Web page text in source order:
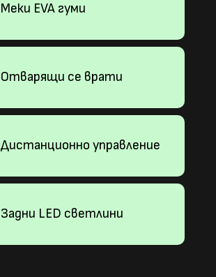
Меки EVA гуми
Отварящи се врати
Дистанционно управление
Задни LED светлини